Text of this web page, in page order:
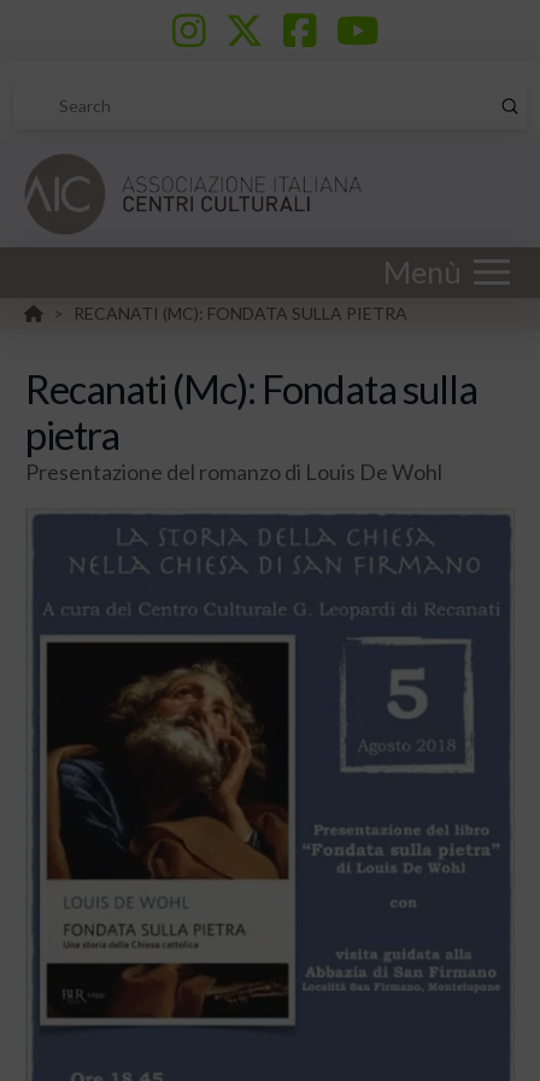
Search
Menù
HOME
> RECANATI (MC): FONDATA SULLA PIETRA
Recanati (Mc): Fondata sulla
pietra
Presentazione del romanzo di Louis De Wohl